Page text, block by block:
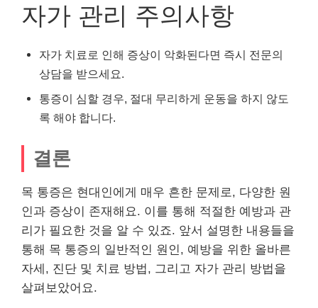
자가 관리 주의사항
자가 치료로 인해 증상이 악화된다면 즉시 전문의
상담을 받으세요.
통증이 심할 경우, 절대 무리하게 운동을 하지 않도
록 해야 합니다.
결론
목 통증은 현대인에게 매우 흔한 문제로, 다양한 원
인과 증상이 존재해요. 이를 통해 적절한 예방과 관
리가 필요한 것을 알 수 있죠. 앞서 설명한 내용들을
통해 목 통증의 일반적인 원인, 예방을 위한 올바른
자세, 진단 및 치료 방법, 그리고 자가 관리 방법을
살펴보았어요.